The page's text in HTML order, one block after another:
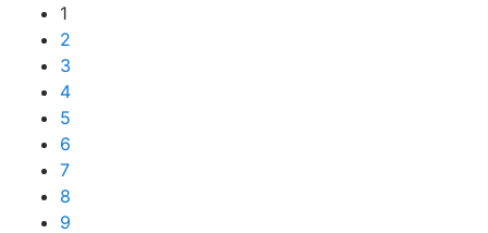
1
2
3
4
5
6
7
8
9